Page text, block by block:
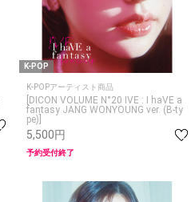
K-POP
K-POPアーティスト商品
[DICON VOLUME N°20 IVE : I haVE a
fantasy JANG WONYOUNG ver. (B-ty
pe)]
5,500円
予約受付終了